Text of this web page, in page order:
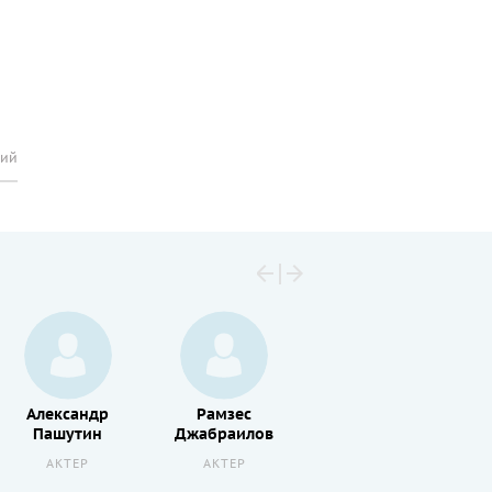
Александр
Пашутин
АКТЕР
Рамзес
Джабраилов
АКТЕР